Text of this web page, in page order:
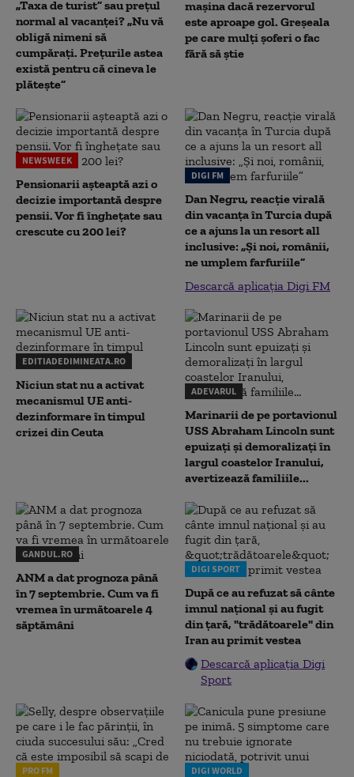
„Taxa de turist” sau prețul
normal al vacanței? „Nu vă
obligă nimeni să
cumpărați. Prețurile astea
există pentru că cineva le
plătește”
mașina dacă rezervorul
este aproape gol. Greșeala
pe care mulți șoferi o fac
fără să știe
NEWSWEEK
Pensionarii așteaptă azi o
decizie importantă despre
pensii. Vor fi înghețate sau
crescute cu 200 lei?
DIGI FM
Dan Negru, reacție virală
din vacanța în Turcia după
ce a ajuns la un resort all
inclusive: „Și noi, românii,
ne umplem farfuriile”
Descarcă aplicația Digi FM
EDITIADEDIMINEATA.RO
Niciun stat nu a activat
mecanismul UE anti-
dezinformare în timpul
crizei din Ceuta
ADEVARUL
Marinarii de pe portavionul
USS Abraham Lincoln sunt
epuizați și demoralizați în
largul coastelor Iranului,
avertizează familiile...
GANDUL.RO
ANM a dat prognoza până
în 7 septembrie. Cum va fi
vremea în următoarele 4
săptămâni
DIGI SPORT
După ce au refuzat să cânte
imnul naţional şi au fugit
din ţară, "trădătoarele" din
Iran au primit vestea
Descarcă aplicația Digi
Sport
PRO FM DIGI WORLD